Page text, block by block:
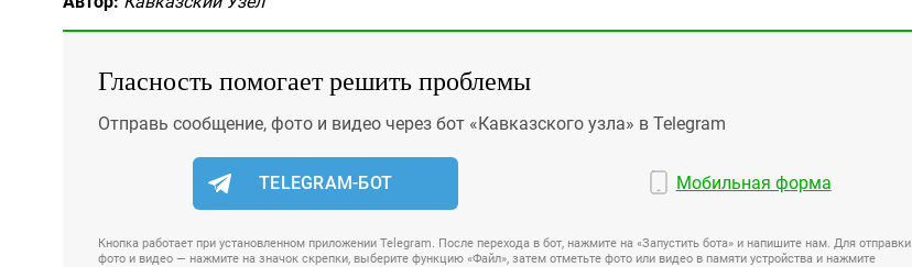
Гласность помогает решить проблемы
Отправь сообщение, фото и видео через бот «Кавказского узла» в Telegram
TELEGRAM-БОТ Мобильная форма
Кнопка работает при установленном приложении Telegram. После перехода в бот, нажмите на «Запустить бота» и напишите нам. Для отправки
фото и видео — нажмите на значок скрепки, выберите функцию «Файл», затем отметьте фото или видео в памяти устройства и нажмите